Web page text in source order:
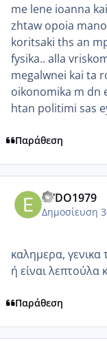
me lene ioanna
zhtaw opoia
koritsaki ths an
fysika.. alla
megalwnei kai ta
oikonomika m dn
htan politimi sas
Παράθεση
EVDO1979
Δημοσίευση
καλημερα,
ή είναι λεπτούλα
Παράθεση